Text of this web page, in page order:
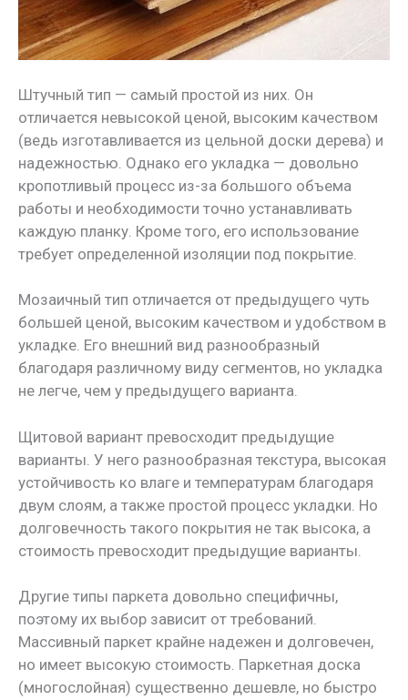
Штучный тип — самый простой из них. Он
отличается невысокой ценой, высоким качеством
(ведь изготавливается из цельной доски дерева) и
надежностью. Однако его укладка — довольно
кропотливый процесс из-за большого объема
работы и необходимости точно устанавливать
каждую планку. Кроме того, его использование
требует определенной изоляции под покрытие.
Мозаичный тип отличается от предыдущего чуть
большей ценой, высоким качеством и удобством в
укладке. Его внешний вид разнообразный
благодаря различному виду сегментов, но укладка
не легче, чем у предыдущего варианта.
Щитовой вариант превосходит предыдущие
варианты. У него разнообразная текстура, высокая
устойчивость ко влаге и температурам благодаря
двум слоям, а также простой процесс укладки. Но
долговечность такого покрытия не так высока, а
стоимость превосходит предыдущие варианты.
Другие типы паркета довольно специфичны,
поэтому их выбор зависит от требований.
Массивный паркет крайне надежен и долговечен,
но имеет высокую стоимость. Паркетная доска
(многослойная) существенно дешевле, но быстро